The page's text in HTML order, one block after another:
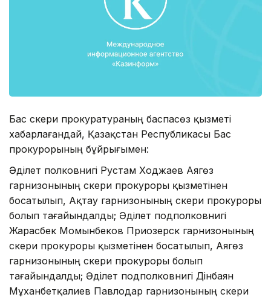
Бас әскери прокуратураның баспасөз қызметі
хабарлағандай, Қазақстан Республикасы Бас
прокурорының бұйрығымен:
Әділет полковнигі Рустам Ходжаев Аягөз
гарнизонының әскери прокуроры қызметінен
босатылып, Ақтау гарнизонының әскери прокуроры
болып тағайындалды; Әділет подполковнигі
Жарасбек Момынбеков Приозерск гарнизонының
әскери прокуроры қызметінен босатылып, Аягөз
гарнизонының әскери прокуроры болып
тағайындалды; Әділет подполковнигі Дінбаян
Мұханбетқалиев Павлодар гарнизонының әскери